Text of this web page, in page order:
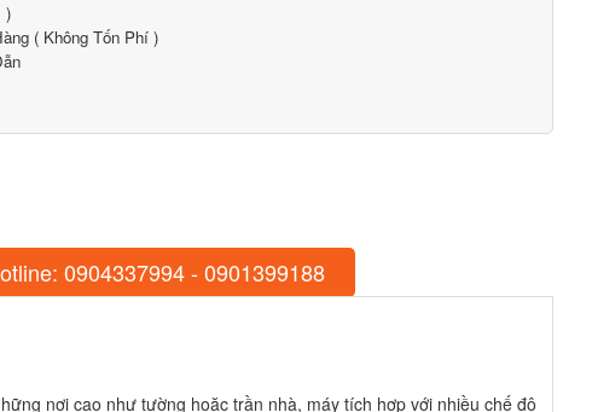
)
( Không Tốn Phí )
0904337994 - 0901399188
nơi cao như tường hoặc trần nhà, máy tích hợp với nhiều chế độ